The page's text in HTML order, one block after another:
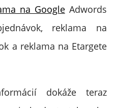
na GoogleAdwords
reklama na
a reklama na Etargete
dokáže teraz